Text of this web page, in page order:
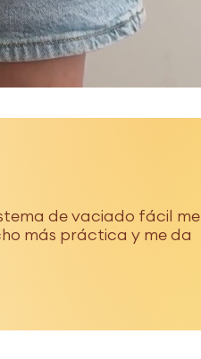
de vaciado fácil me
más práctica y me da